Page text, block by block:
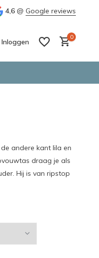
en GLS. Wij
4,6 @ Google reviews
Inloggen
0
andere kant lila en
draag je als
Hij is van ripstop